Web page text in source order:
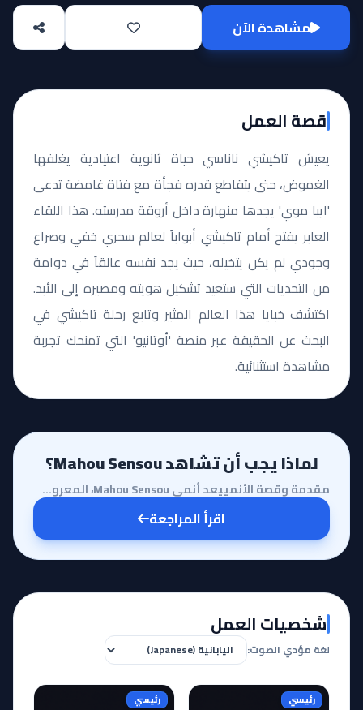
مشاهدة الآن
قصة العمل
يعيش تاكيشي ناناسي حياة ثانوية اعتيادية يغلفها
الغموض، حتى يتقاطع قدره فجأة مع فتاة غامضة تدعى
'ايبا موي' يجدها منهارة داخل أروقة مدرسته. هذا اللقاء
العابر يفتح أمام تاكيشي أبواباً لعالم سحري خفي وصراع
وجودي لم يكن يتخيله، حيث يجد نفسه عالقاً في دوامة
من التحديات التي ستعيد تشكيل هويته ومصيره إلى الأبد.
اكتشف خبايا هذا العالم المثير وتابع رحلة تاكيشي في
البحث عن الحقيقة عبر منصة 'أوتانيو' التي تمنحك تجربة
مشاهدة استثنائية.
لماذا يجب أن تشاهد Mahou Sensou؟
مقدمة وقصة الأنمييعد أنمي Mahou Sensou، المعروف أيضاً بـ "الحرب السحرية"، أحد الأعمال التي تندرج تحت...
اقرأ المراجعة
شخصيات العمل
لغة مؤدي الصوت:
رئيسي رئيسي